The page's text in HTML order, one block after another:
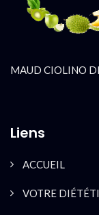
MAUD CIOLINO
Liens
ACCUEIL
VOTRE